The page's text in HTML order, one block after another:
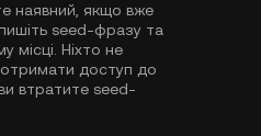
наявний, якщо вже
seed-фразу та
місці. Ніхто не
доступ до
втратите seed-